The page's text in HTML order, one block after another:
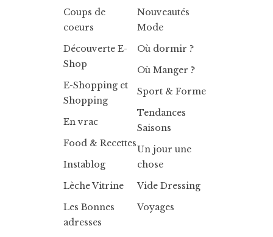
Coups de
coeurs
Découverte E-
Shop
E-Shopping et
Shopping
En vrac
Food & Recettes
Instablog
Lèche Vitrine
Les Bonnes
adresses
Nouveautés
Mode
Où dormir ?
Où Manger ?
Sport & Forme
Tendances
Saisons
Un jour une
chose
Vide Dressing
Voyages